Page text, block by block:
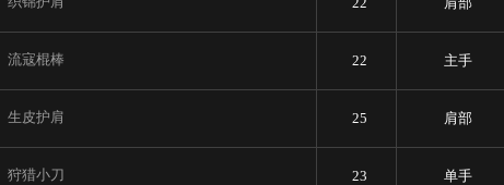
流寇棍棒 22 主手
生皮护肩 25 肩部
狩猎小刀 23 单手